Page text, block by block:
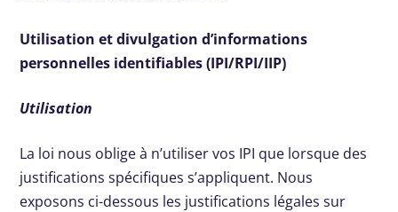
Utilisation et divulgation d’informations
personnelles identifiables (IPI/RPI/IIP)
Utilisation
La loi nous oblige à n’utiliser vos IPI que lorsque des
justifications spécifiques s’appliquent. Nous
exposons ci-dessous les justifications légales sur